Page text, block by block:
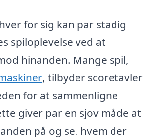
for sig kan par stadig
spiloplevelse ved at
hinanden. Mange spil,
, tilbyder scoretavler
for at sammenligne
giver par en sjov måde at
på og se, hvem der